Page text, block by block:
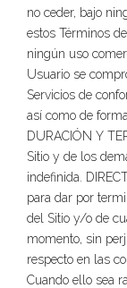
no ceder, bajo
estos Términos
ningún uso
Usuario se
Servicios de
así como de
DURACIÓN Y
Sitio y de los
indefinida.
para dar por
del Sitio y/o de
momento, sin
respecto en las
Cuando ello sea